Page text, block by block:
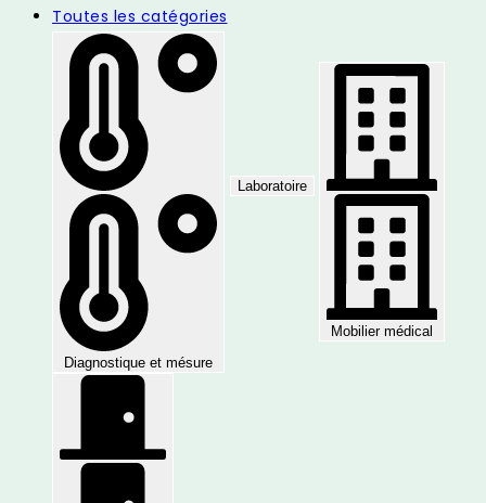
Toutes les catégories
Diagnostique et mésure
Laboratoire
Mobilier médical